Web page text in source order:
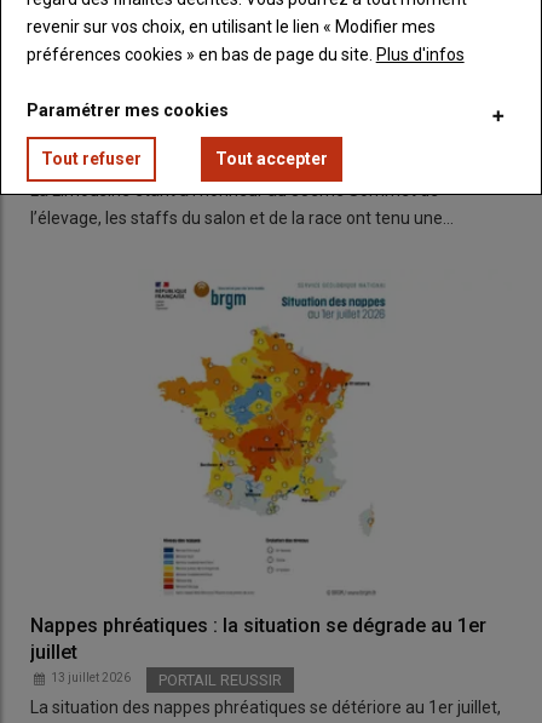
Sommet de l'élevage : La Limousine présente son
concours national et les évènements associés
15 juillet 2026
La Limousine étant à l’honneur au 35ème Sommet de
l’élevage, les staffs du salon et de la race ont tenu une…
Nappes phréatiques : la situation se dégrade au 1er
juillet
13 juillet 2026 PORTAIL REUSSIR
La situation des nappes phréatiques se détériore au 1er juillet,
revenir sur vos choix, en utilisant le lien « Modifier mes
préférences cookies » en bas de page du site. Plus d'infos
Paramétrer mes cookies
Tout refuser Tout accepter